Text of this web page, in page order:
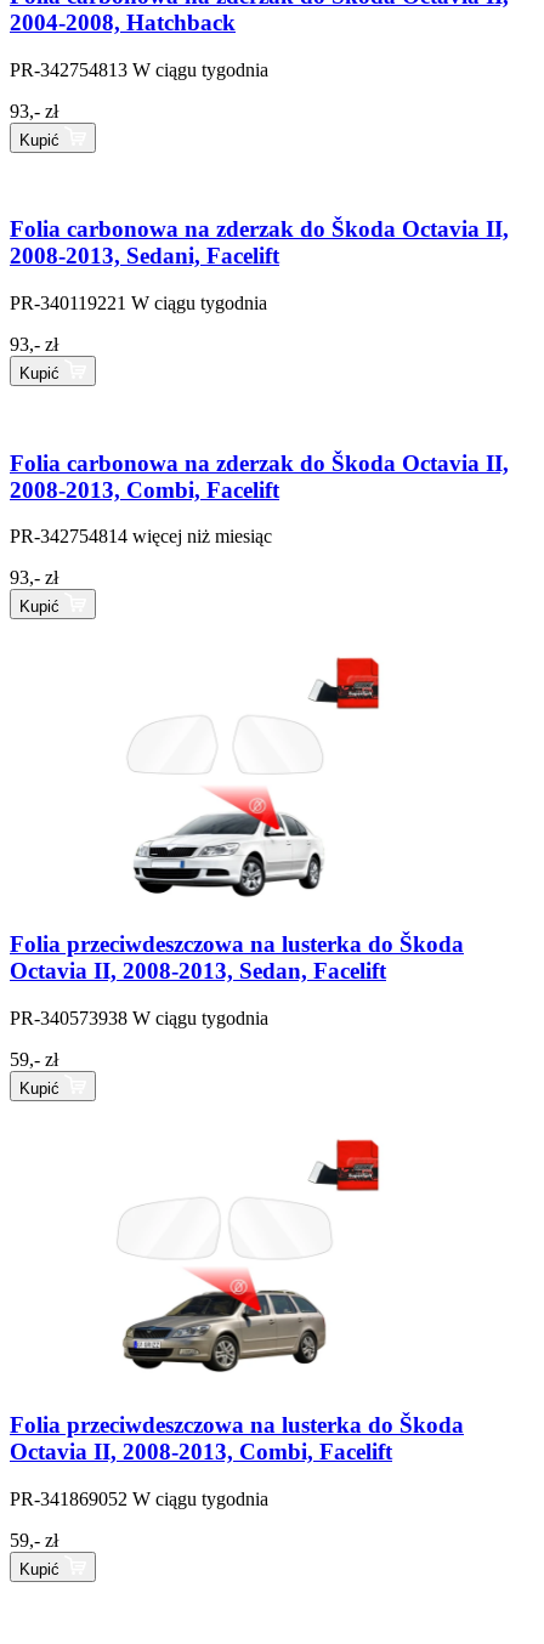
2004-2008, Hatchback
PR-342754813 W ciągu tygodnia
93,- zł
Kupić
Folia carbonowa na zderzak do Škoda Octavia II,
2008-2013, Sedani, Facelift
PR-340119221 W ciągu tygodnia
93,- zł
Kupić
Folia carbonowa na zderzak do Škoda Octavia II,
2008-2013, Combi, Facelift
PR-342754814 więcej niż miesiąc
93,- zł
Kupić
Folia przeciwdeszczowa na lusterka do Škoda
Octavia II, 2008-2013, Sedan, Facelift
PR-340573938 W ciągu tygodnia
59,- zł
Kupić
Folia przeciwdeszczowa na lusterka do Škoda
Octavia II, 2008-2013, Combi, Facelift
PR-341869052 W ciągu tygodnia
59,- zł
Kupić